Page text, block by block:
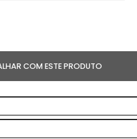
COM ESTE PRODUTO